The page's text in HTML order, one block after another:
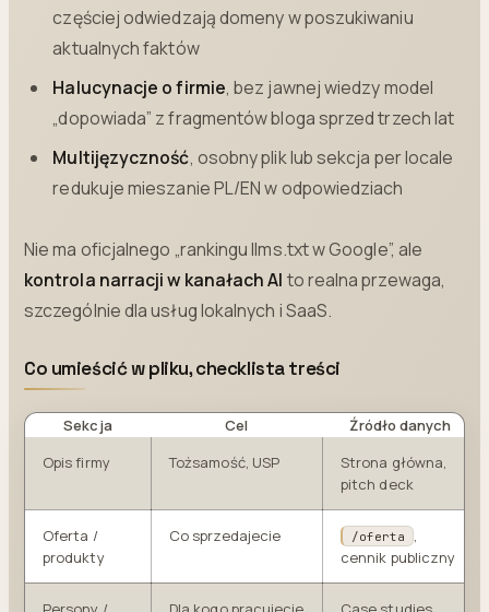
częściej odwiedzają domeny w poszukiwaniu
aktualnych faktów
Halucynacje o firmie, bez jawnej wiedzy model
„dopowiada” z fragmentów bloga sprzed trzech lat
Multijęzyczność, osobny plik lub sekcja per locale
redukuje mieszanie PL/EN w odpowiedziach
Nie ma oficjalnego „rankingu llms.txt w Google”, ale
kontrola narracji w kanałach AI to realna przewaga,
szczególnie dla usług lokalnych i SaaS.
Co umieścić w pliku, checklista treści
Sekcja Cel
Źródło danych
Opis firmy
Tożsamość, USP
Strona główna,
pitch deck
Oferta /
produkty
Co sprzedajecie /oferta
cennik publiczny